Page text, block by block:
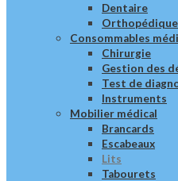
Dentaire
Orthopédique
Consommables
Chirurgie
Gestion des
Test de
Instruments
Mobilier médical
Brancards
Escabeaux
Lits
Tabourets